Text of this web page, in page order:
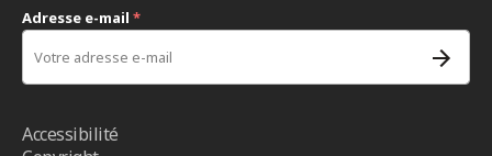
Adresse e-mail *
Accessibilité